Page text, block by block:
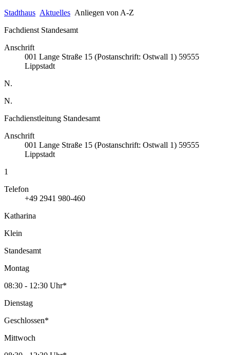
Stadthaus Aktuelles Anliegen von A-Z
Fachdienst Standesamt
Anschrift
001 Lange Straße 15 (Postanschrift: Ostwall 1) 59555
Lippstadt
N.
N.
Fachdienstleitung Standesamt
Anschrift
001 Lange Straße 15 (Postanschrift: Ostwall 1) 59555
Lippstadt
1
Telefon
+49 2941 980-460
Katharina
Klein
Standesamt
Montag
08:30 - 12:30 Uhr*
Dienstag
Geschlossen*
Mittwoch